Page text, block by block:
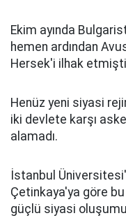
Ekim ayında
hemen ardından
Hersek'i ilhak
Henüz yeni siyasi
iki devlete karşı
alamadı.
İstanbul
Çetinkaya'ya göre
güçlü siyasi